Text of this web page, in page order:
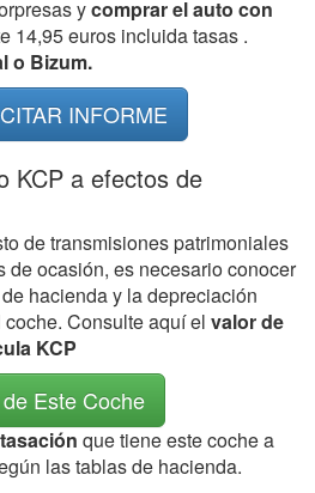
ycomprar el auto con
14,95 euros incluida tasas .
o Bizum.
INFORME
KCP a efectos de
de transmisiones patrimoniales
de ocasión, es necesario conocer
hacienda y la depreciación
Consulte aquí el valor de
KCP
Este Coche
que tiene este coche a
las tablas de hacienda.